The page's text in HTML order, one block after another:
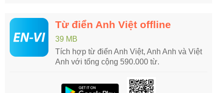
Từ điển Anh Việt offline
39 MB
Tích hợp từ điển Anh Việt, Anh Anh và Việt
Anh với tổng cộng 590.000 từ.